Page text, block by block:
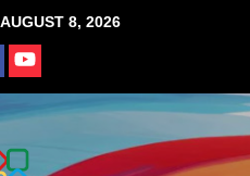
8, 2026